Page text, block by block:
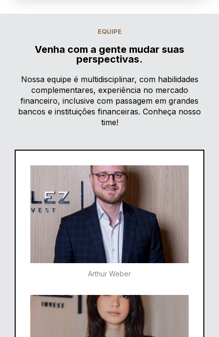
EQUIPE
Venha com a gente mudar suas
perspectivas.
Nossa equipe é multidisciplinar, com habilidades
complementares, experiência no mercado
financeiro, inclusive com passagem em grandes
bancos e instituições financeiras. Conheça nosso
time!
Arthur Weber